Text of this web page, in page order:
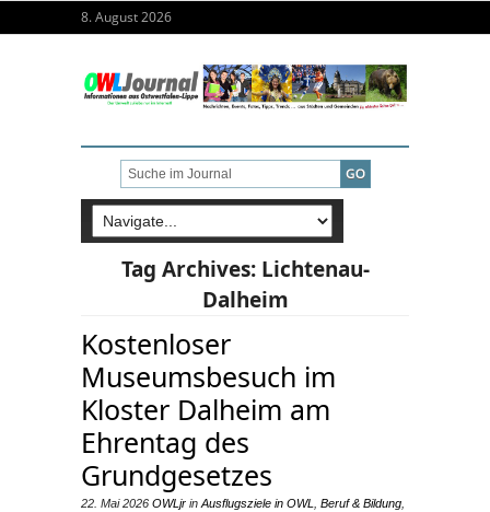
8. August 2026
Tag Archives: Lichtenau-
Dalheim
Kostenloser
Museumsbesuch im
Kloster Dalheim am
Ehrentag des
Grundgesetzes
22. Mai 2026 OWLjr in Ausflugsziele in OWL Beruf & Bildung